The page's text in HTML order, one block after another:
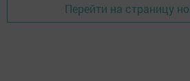
Перейти на страницу